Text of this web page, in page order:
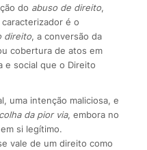
do abuso de direito,
é o
direito, a conversão da
cobertura de atos em
e social que o Direito
uma intenção maliciosa, e
da pior via, embora no
si legítimo.
vale de um direito como